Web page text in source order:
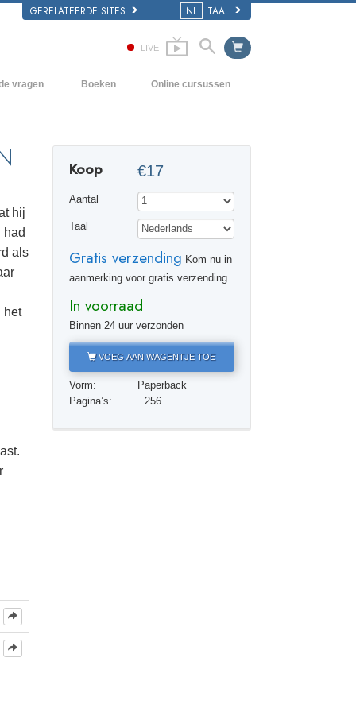
GERELATEERDE SITES NL TAAL
LIVE
vragen
van Scientology
Boeken
Luisterboeken
Introductielezingen
Films
Online cursussen
De Drijfveren van het Bestaan
De Componenten van Begrip
Oplossingen voor een Gevaarlijke
Integriteit en Eerlijkheid
Het Huwelijk
Oplossingen voor het Drugsprobleem
Kinderen
hij
had
als
het
Koop €17
Aantal
Taal
Gratis verzending Kom nu in
aanmerking voor gratis verzending.
In voorraad
Binnen 24 uur verzonden
VOEG AAN WAGENTJE TOE
Vorm:
Paperback
Pagina’s:
256